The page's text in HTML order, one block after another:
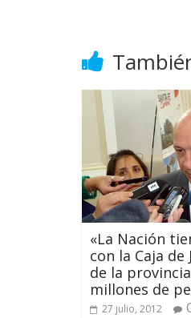
«La Nación
con la Caja de
de la
millones de
27 julio, 2012